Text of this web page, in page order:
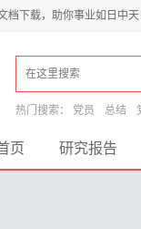
下载，助你事业如日中天
热门搜索： 党员 总结
页 研究报告